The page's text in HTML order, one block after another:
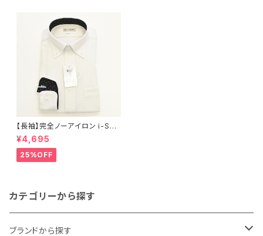
【長袖】完全ノーアイロン i-Shir
t｜ワイシャツ 形態安定 レギュ
ラーシルエット ボタンダウン ド
ット メンズ ビジネス dhw398a
-bd-52 ベージュ
¥4,695
25%OFF
カテゴリーから探す
ブランドから探す